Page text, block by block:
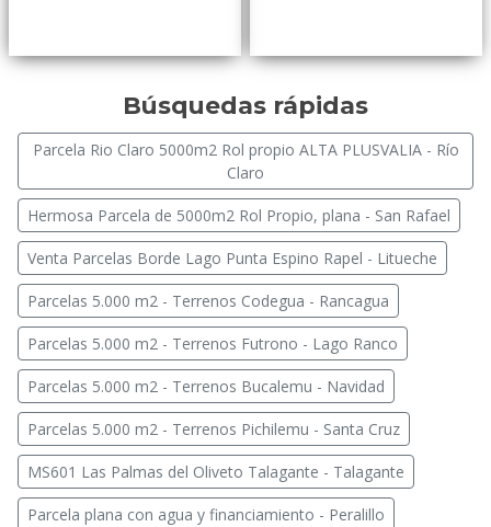
Búsquedas rápidas
Parcela Rio Claro 5000m2 Rol propio ALTA PLUSVALIA - Río
Claro
Hermosa Parcela de 5000m2 Rol Propio, plana - San Rafael
Venta Parcelas Borde Lago Punta Espino Rapel - Litueche
Parcelas 5.000 m2 - Terrenos Codegua - Rancagua
Parcelas 5.000 m2 - Terrenos Futrono - Lago Ranco
Parcelas 5.000 m2 - Terrenos Bucalemu - Navidad
Parcelas 5.000 m2 - Terrenos Pichilemu - Santa Cruz
MS601 Las Palmas del Oliveto Talagante - Talagante
Parcela plana con agua y financiamiento - Peralillo